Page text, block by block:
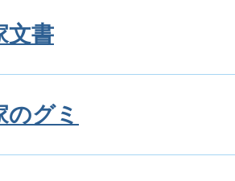
文書
のグミ